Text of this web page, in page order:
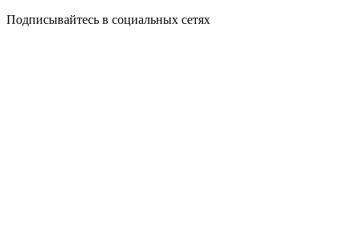
Подписывайтесь в социальных сетях